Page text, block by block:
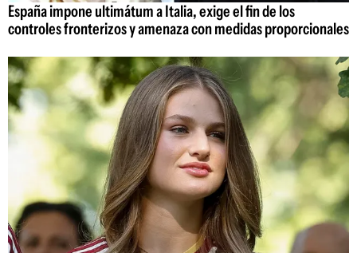
España impone ultimátum a Italia, exige el fin de los
controles fronterizos y amenaza con medidas proporcionales